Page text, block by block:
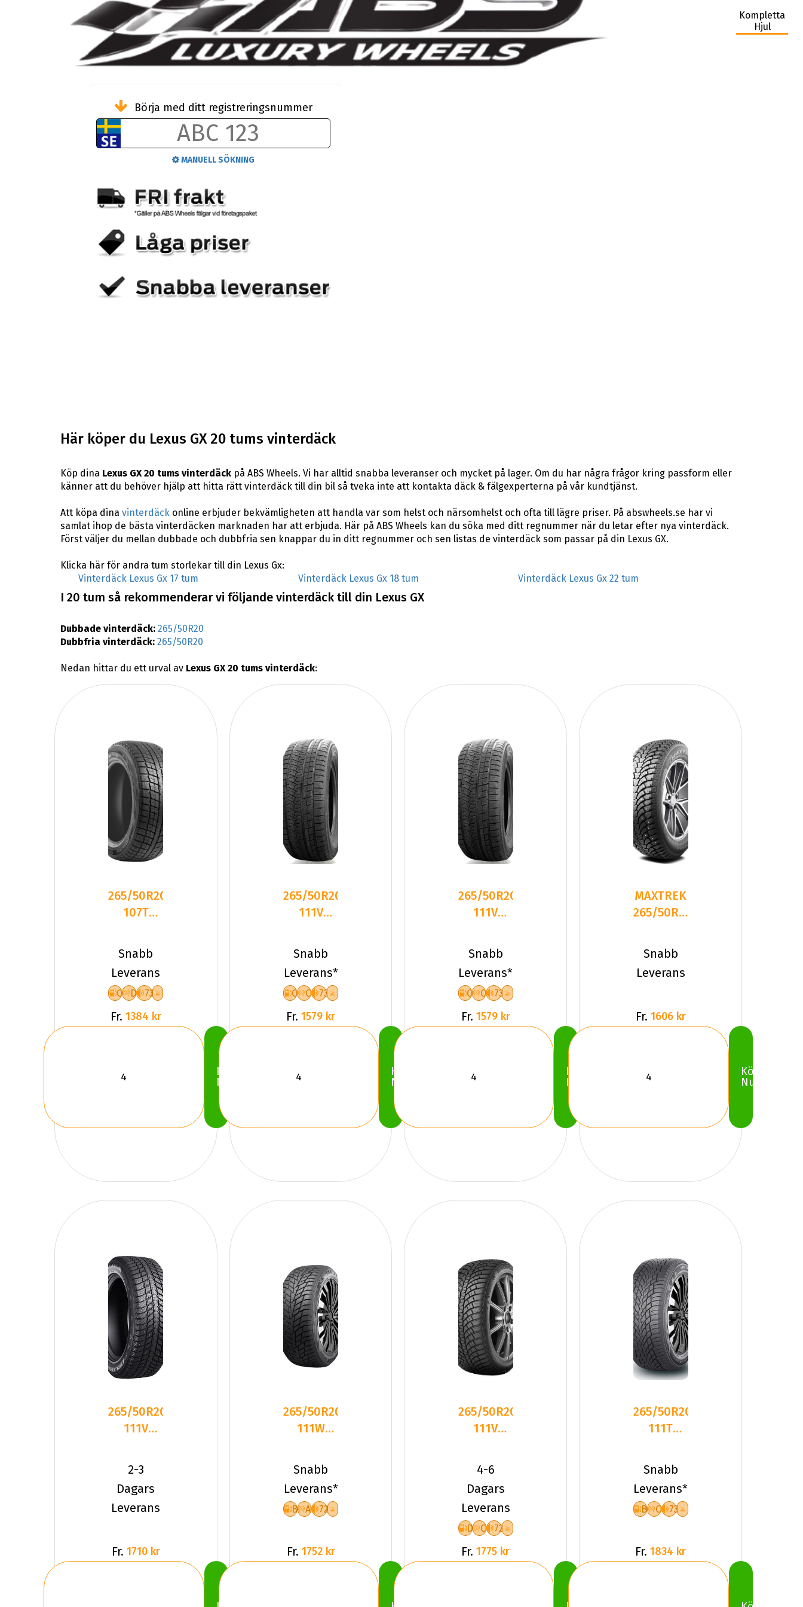
Kompletta
Hjul
Börja med ditt registreringsnummer
MANUELL SÖKNING
Här köper du Lexus GX 20 tums vinterdäck
Köp dina Lexus GX 20 tums vinterdäckpå ABS Wheels. Vi har alltid snabba leveranser och mycket på lager. Om du har några frågor kring passform eller
känner att du behöver hjälp att hitta rätt vinterdäck till din bil så tveka inte att kontakta däck & fälgexperterna på vår kundtjänst.
Att köpa dina vinterdäckonline erbjuder bekvämligheten att handla var som helst och närsomhelst och ofta till lägre priser. På abswheels.se har vi
samlat ihop de bästa vinterdäcken marknaden har att erbjuda. Här på ABS Wheels kan du söka med ditt regnummer när du letar efter nya vinterdäck.
Först väljer du mellan dubbade och dubbfria sen knappar du in ditt regnummer och sen listas de vinterdäck som passar på din Lexus GX.
Klicka här för andra tum storlekar till din Lexus Gx:
Vinterdäck Lexus Gx 17 tum
Vinterdäck Lexus Gx 18 tum Vinterdäck Lexus Gx 22 tum
I 20 tum så rekommenderar vi följande vinterdäck till din Lexus GX
Dubbade vinterdäck: 265/50R20
Dubbfria vinterdäck: 265/50R20
Nedan hittar du ett urval av Lexus GX 20 tums vinterdäck:
265/50R20
107T
WINTER
DEFENDER
ICE
Snabb
Leverans
C D 73
Fr. 1384 kr
Köp
Nu
265/50R20
111V
PL02 XL
Friktion
2024
Snabb
Leverans*
C C 73
Fr. 1579 kr
Köp
Nu
265/50R20
111V
PL02 XL
Friktion
2024
Snabb
Leverans*
C C 73
Fr. 1579 kr
Köp
Nu
MAXTREK
265/50R20
TREK
M900 ICE
Snabb
Leverans
Fr. 1606 kr
Köp
Nu
265/50R20
111V
WR66
Studded
XL
Dubbat
2-3
Dagars
Leverans
Fr. 1710 kr
265/50R20
111W
BLAZER
ALPINE
Snabb
Leverans*
B A 72
Fr. 1752 kr
265/50R20
111V
Wintercraft
WP71 X
4-6
Dagars
Leverans
D C 72
Fr. 1775 kr
265/50R20
111T
BLAZER
ARCTIC
Snabb
Leverans*
B C 73
Fr. 1834 kr